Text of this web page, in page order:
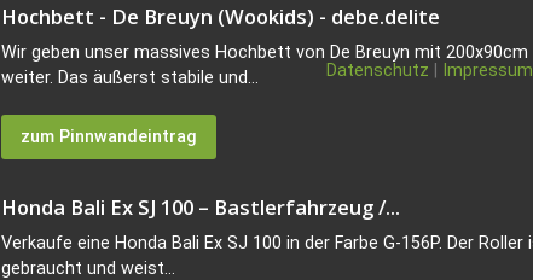
Hochbett - De Breuyn (Wookids) - debe.delite
Wir geben unser massives Hochbett von De Breuyn mit 200x90cm
weiter. Das äußerst stabile und...
zum Pinnwandeintrag
Honda Bali Ex SJ 100 – Bastlerfahrzeug /...
Verkaufe eine Honda Bali Ex SJ 100 in der Farbe G-156P. Der
gebraucht und weist...
Datenschutz Impressum